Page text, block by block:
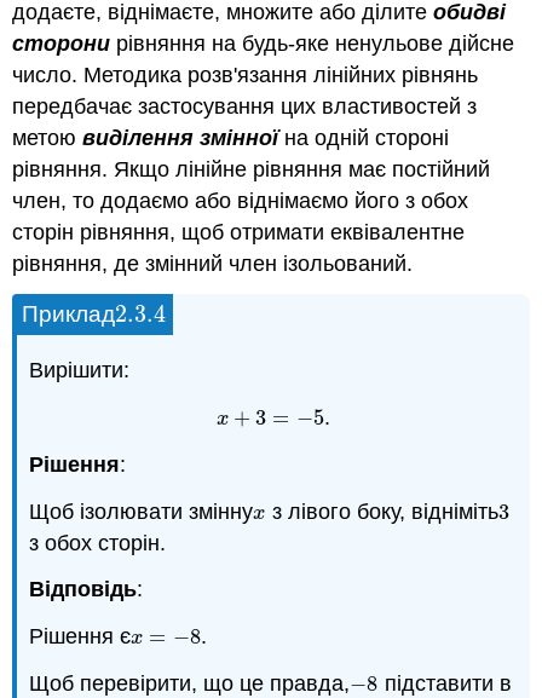
додаєте, віднімаєте, множите або ділитеобидві
сторони рівняння на будь-яке ненульове дійсне
число. Методика розв'язання лінійних рівнянь
передбачає застосування цих властивостей з
метоювиділення змінноїна одній стороні
рівняння. Якщо лінійне рівняння має постійний
член, то додаємо або віднімаємо його з обох
сторін рівняння, щоб отримати еквівалентне
рівняння, де змінний член ізольований.
Приклад2.3.4
2.3.4
Вирішити:
x + 3 = −5
x+3 = −5
.
Рішення:
Щоб ізолювати зміннуx
x з лівого боку, відніміть3
3
з обох сторін.
Відповідь:
Рішення єx = −8
x=− 8
.
Щоб перевірити, що це правда,−8
−8 підставити в